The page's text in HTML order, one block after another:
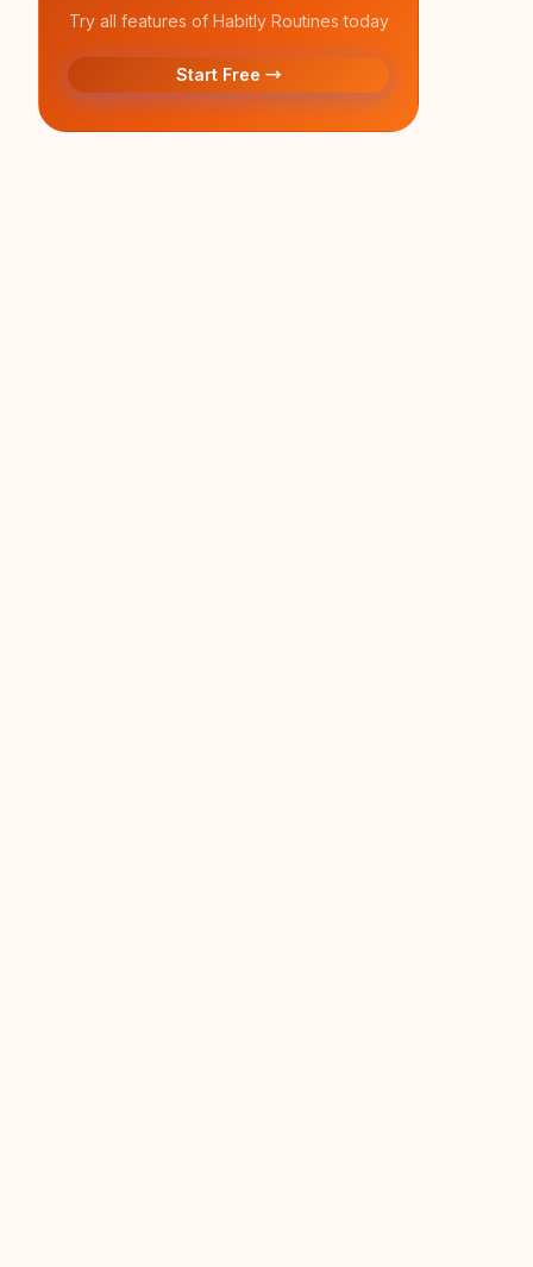
Try all features of Habitly Routines today
Start Free →